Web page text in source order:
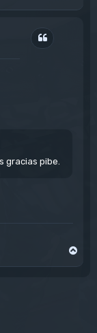
Citar
gracias pibe.